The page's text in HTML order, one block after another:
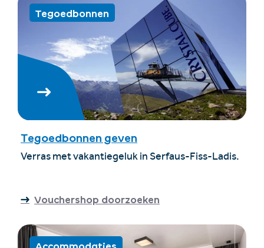
Tegoedbonnen
Tegoedbonnen geven
Verras met vakantiegeluk in Serfaus-Fiss-Ladis.
Vouchershop doorzoeken
Accommodaties